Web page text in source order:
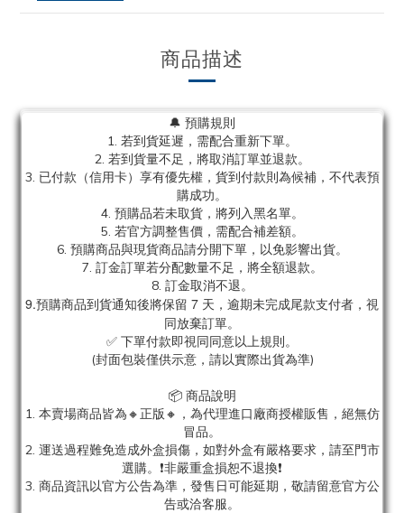
商品描述
🔔 預購規則
1. 若到貨延遲，需配合重新下單。
2. 若到貨量不足，將取消訂單並退款。
3. 已付款（信用卡）享有優先權，貨到付款則為候補，不代表預
購成功。
4. 預購品若未取貨，將列入黑名單。
5. 若官方調整售價，需配合補差額。
6. 預購商品與現貨商品請分開下單，以免影響出貨。
7. 訂金訂單若分配數量不足，將全額退款。
8. 訂金取消不退。
9.預購商品到貨通知後將保留 7 天，逾期未完成尾款支付者，視
同放棄訂單。
✅ 下單付款即視同同意以上規則。
(封面包裝僅供示意，請以實際出貨為準)
📦 商品說明
1. 本賣場商品皆為🔸正版🔸，為代理進口廠商授權販售，絕無仿
冒品。
2. 運送過程難免造成外盒損傷，如對外盒有嚴格要求，請至門市
選購。❗非嚴重盒損恕不退換❗
3. 商品資訊以官方公告為準，發售日可能延期，敬請留意官方公
告或洽客服。